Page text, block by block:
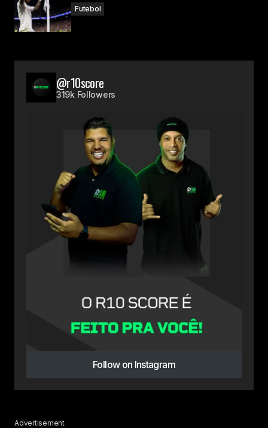
Futebol
@r10score
319k Followers
Follow on Instagram
Advertisement